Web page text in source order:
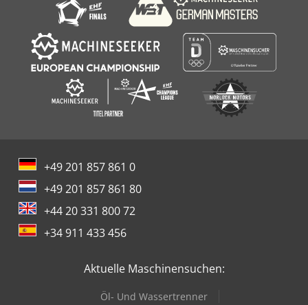
+49 201 857 861 0
+49 201 857 861 80
+44 20 331 800 72
+34 911 433 456
Aktuelle Maschinensuchen:
Öl- Und Wassertrenner